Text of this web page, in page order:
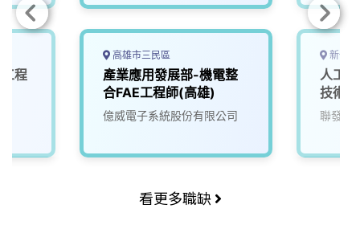
程
高雄市三民區
產業應用發展部-機電整
合FAE工程師(高雄)
億威電子系統股份有限公司
新竹
人工
技術
聯發科
看更多職缺